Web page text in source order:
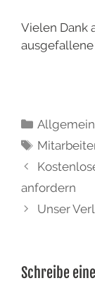
Vielen Dank
ausgefallene
Allgemein
anfordern
Unser
Schreibe